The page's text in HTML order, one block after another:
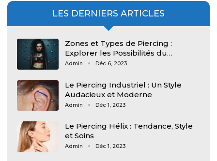
LES DERNIERS ARTICLES
Zones et Types de Piercing :
Explorer les Possibilités du…
Admin Déc 6, 2023
Le Piercing Industriel : Un Style
Audacieux et Moderne
Admin Déc 1, 2023
Le Piercing Hélix : Tendance, Style
et Soins
Admin Déc 1, 2023